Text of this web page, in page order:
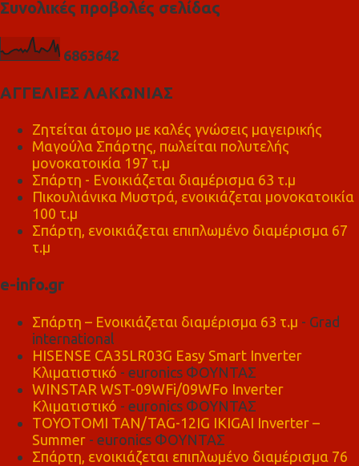
Συνολικές προβολές σελίδας
6863642
ΑΓΓΕΛΙΕΣ ΛΑΚΩΝΙΑΣ
Ζητείται άτομο με καλές γνώσεις μαγειρικής
Μαγούλα Σπάρτης, πωλείται πολυτελής
μονοκατοικία 197 τ.μ
Σπάρτη - Ενοικιάζεται διαμέρισμα 63 τ.μ
Πικουλιάνικα Μυστρά, ενοικιάζεται μονοκατοικία
100 τ.μ
Σπάρτη, ενοικιάζεται επιπλωμένο διαμέρισμα 67
τ.μ
e-info.gr
Σπάρτη – Ενοικιάζεται διαμέρισμα 63 τ.μ - Grad
international
HISENSE CA35LR03G Easy Smart Inverter
Κλιματιστικό - euronics ΦΟΥΝΤΑΣ
WINSTAR WST-09WFi/09WFo Inverter
Κλιματιστικό - euronics ΦΟΥΝΤΑΣ
TOYOTOMI TAN/TAG-12IG IKIGAI Inverter –
Summer - euronics ΦΟΥΝΤΑΣ
Σπάρτη, ενοικιάζεται επιπλωμένο διαμέρισμα 76